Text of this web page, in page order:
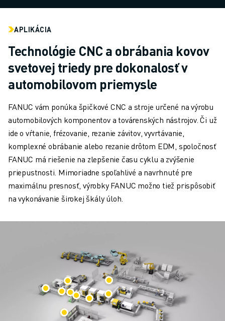
ODVETVIA
LETECKÝ PRIEMYSEL
AUTOMOBILOVÝ PRIEMYSEL
ELEKTRICKÉ VOZIDLÁ
ELEKTRONIKA
POTRAVINY A NÁPOJE
PLASTIKÁRSKY PRIEMYSEL
SKLADOVANIE, LOGISTIKA, POŠTA A BALÍKY
VŠETKY APLIKÁCIE
OBLÚKOVÉ ZVÁRANIE
CNC BRÚSENIE
MANIPULÁCIA S MATERIÁLOM
APLIKÁCIA
Technológie CNC a obrábania kovov
svetovej triedy pre dokonalosť v
automobilovom priemysle
FANUC vám ponúka špičkové CNC a stroje určené na výrobu
automobilových komponentov a továrenských nástrojov. Či už
ide o vŕtanie, frézovanie, rezanie závitov, vyvrtávanie,
komplexné obrábanie alebo rezanie drôtom EDM, spoločnosť
FANUC má riešenie na zlepšenie času cyklu a zvýšenie
priepustnosti. Mimoriadne spoľahlivé a navrhnuté pre
maximálnu presnosť, výrobky FANUC možno tiež prispôsobiť
na vykonávanie širokej škály úloh.